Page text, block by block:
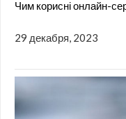
Чим корисні онлайн-
29 декабря, 2023